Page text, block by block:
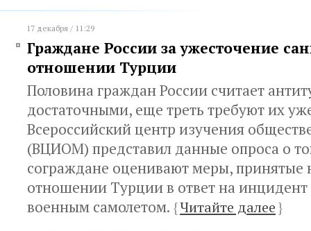
17 декабря / 11:29
Граждане России за ужесточение
отношении Турции
Половина граждан России считает
достаточными, еще треть требуют их
Всероссийский центр изучения
(ВЦИОМ) представил данные опроса о
сограждане оценивают меры, принятые
отношении Турции в ответ на инцидент
военным самолетом. {Читайте далее}